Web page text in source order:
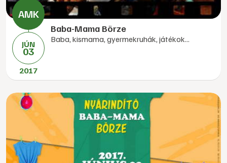
JÚN
03
2017
Baba-Mama Börze
Baba, kismama, gyermekruhák, játékok...